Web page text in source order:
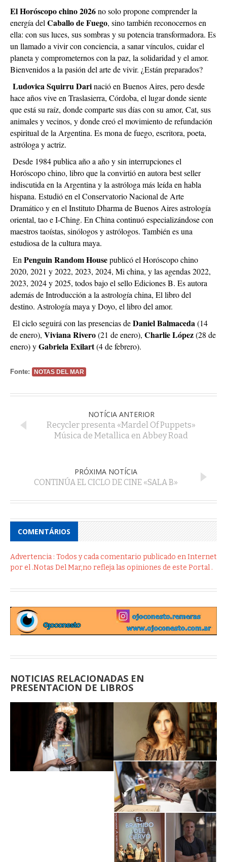
El Horóscopo chino 2026no solo propone comprender la
energía del Caballo de Fuego, sino también reconocernos en
ella: con sus luces, sus sombras y su potencia transformadora. Es
un llamado a vivir con conciencia, a sanar vínculos, cuidar el
planeta y comprometernos con la paz, la solidaridad y el amor.
Bienvenidos a la pasión del arte de vivir. ¿Están preparados?
Ludovica Squirru Darinació en Buenos Aires, pero desde
hace años vive en Traslasierra, Córdoba, el lugar donde siente
que está su raíz, donde comparte sus días con su amor, Cat, sus
animales y vecinos, y donde creó el movimiento de refundación
espiritual de la Argentina. Es mona de fuego, escritora, poeta,
astróloga y actriz.
Desde 1984 publica año a año y sin interrupciones el
Horóscopo chino, libro que la convirtió en autora best seller
indiscutida en la Argentina y la astróloga más leída en habla
hispana. Estudió en el Conservatorio Nacional de Arte
Dramático y en el Instituto Dharma de Buenos Aires astrología
oriental, tao e I-Ching. En China continuó especializándose con
maestros taoístas, sinólogos y astrólogos. También es una
estudiosa de la cultura maya.
En Penguin Random Housepublicó el Horóscopo chino
2020, 2021 y 2022, 2023, 2024, Mi china, y las agendas 2022,
2023, 2024 y 2025, todos bajo el sello Ediciones B. Es autora
además de Introducción a la astrología china, El libro del
destino. Astrología maya y Doyo, el libro del amor.
El ciclo seguirá con las presencias deDaniel Balmaceda(14
de enero), Viviana Rivero(21 de enero), Charlie López(28 de
enero) yGabriela Exilart(4 de febrero).
Fonte: NOTAS DEL MAR
NOTÍCIA ANTERIOR
Recycler presenta «Mardel Of Puppets»
Música de Metallica en Abbey Road
PRÓXIMA NOTÍCIA
CONTINÚA EL CICLO DE CINE «SALA B»
COMENTÁRIOS
Advertencia : Todos y cada comentario publicado en Internet
por el .Notas Del Mar,no refleja las opiniones de este Portal .
NOTICIAS RELACIONADAS EN
PRESENTACION DE LIBROS